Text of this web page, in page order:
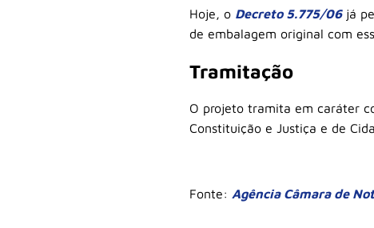
Hoje, o Decreto 5.775/06já
de embalagem original com
Tramitação
O projeto tramita em caráter
Constituição e Justiça e de
Fonte: Agência Câmara de